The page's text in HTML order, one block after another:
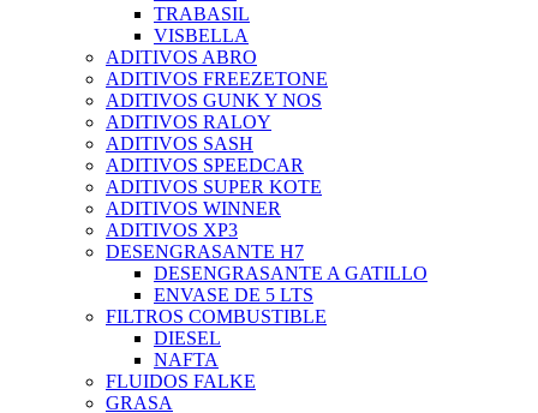
TRABASIL
VISBELLA
ADITIVOS ABRO
ADITIVOS FREEZETONE
ADITIVOS GUNK Y NOS
ADITIVOS RALOY
ADITIVOS SASH
ADITIVOS SPEEDCAR
ADITIVOS SUPER KOTE
ADITIVOS WINNER
ADITIVOS XP3
DESENGRASANTE H7
DESENGRASANTE A GATILLO
ENVASE DE 5 LTS
FILTROS COMBUSTIBLE
DIESEL
NAFTA
FLUIDOS FALKE
GRASA